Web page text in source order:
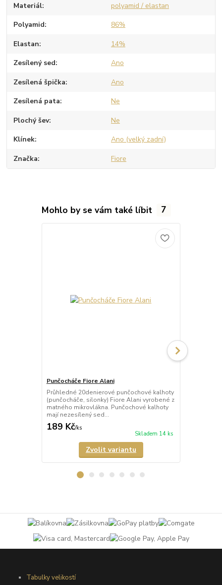
Materiál polyamid / elastan
Polyamid 86%
Elastan 14%
Zesílený sed Ano
Zesílená špička Ano
Zesílená pata Ne
Plochý šev Ne
Klínek Ano (velký zadní)
Značka Fiore
Mohlo by se vám také líbit 7
Punčocháče Fiore Alani
Průhledné 20denierové punčochové kalhoty
(punčocháče, silonky) Fiore Alani vyrobené z
matného mikrovlákna. Punčochové kalhoty
mají nezesílený sed...
189 Kč/ks
Skladem 14 ks
Zvolit variantu
Tabulky velikostí